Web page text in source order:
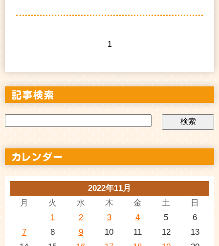
1
2022年11月
月
火 水 木 金 土 日
1 2 3 4 5
6
7
8 9 10 11 12
13